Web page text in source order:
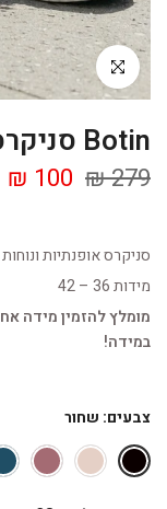
Click to enlarge
Botin סניקרס נמוכות
279 ₪
100 ₪
סניקרס אופנתיות
מידות 36 – 42
מומלץ להזמין מידה
במידה!
צבעים: שחור